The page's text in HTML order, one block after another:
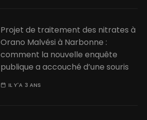
Projet de traitement des nitrates à
Orano Malvési à Narbonne :
comment la nouvelle enquête
publique a accouché d’une souris
IL Y'A 3 ANS